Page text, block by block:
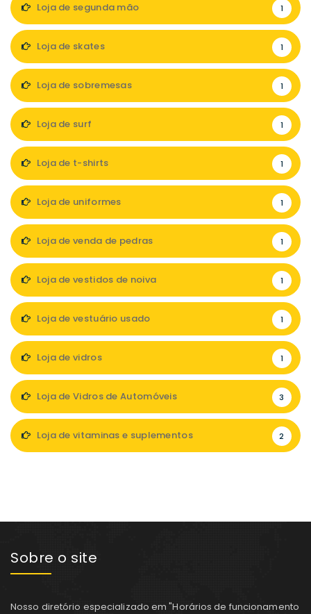
Loja de segunda mão 1
Loja de skates 1
Loja de sobremesas 1
Loja de surf 1
Loja de t-shirts 1
Loja de uniformes 1
Loja de venda de pedras 1
Loja de vestidos de noiva 1
Loja de vestuário usado 1
Loja de vidros 1
Loja de Vidros de Automóveis 3
Loja de vitaminas e suplementos 2
Sobre o site
Nosso diretório especializado em "Horários de funcionamento